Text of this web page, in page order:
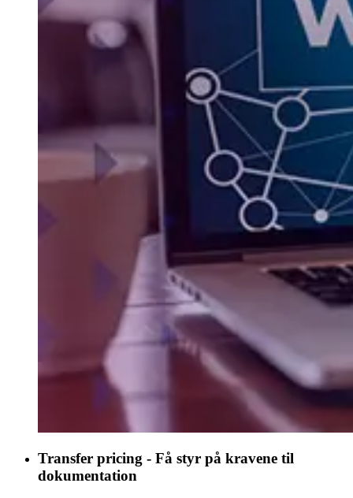
Transfer pricing - Få styr på kravene til
dokumentation